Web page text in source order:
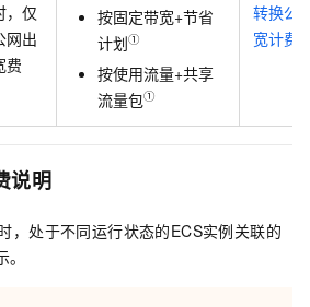
，仅
网出
费
按固定带宽+节省
计划①
按使用流量+共享
流量包①
转换公
宽计费
说明
，处于不同运行状态的ECS实例关联的